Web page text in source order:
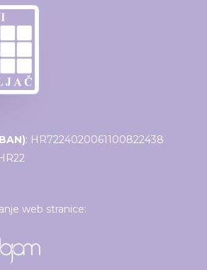
: HR7224020061100822438
web stranice: